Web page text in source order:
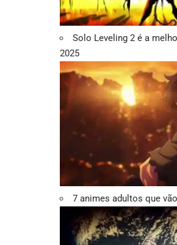
Solo Leveling 2 é a
2025
7 animes adultos que